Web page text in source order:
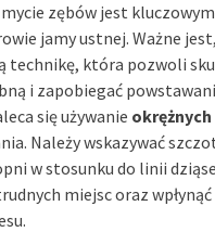
mycie zębów jest
jamy ustnej. Ważne
technikę, która pozwoli
i zapobiegać
się używanie
Należy wskazywać
w stosunku do linii
miejsc oraz